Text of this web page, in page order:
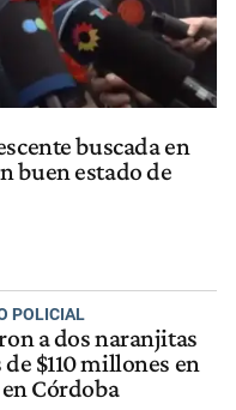
buscada en
buen estado de
POLICIAL
a dos naranjitas
$110 millones en
Córdoba